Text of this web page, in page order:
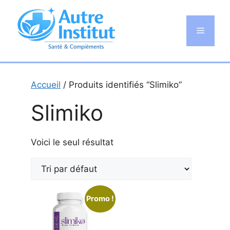
contenu
Menu
Accueil / Produits identifiés “Slimiko”
Slimiko
Voici le seul résultat
Promo !